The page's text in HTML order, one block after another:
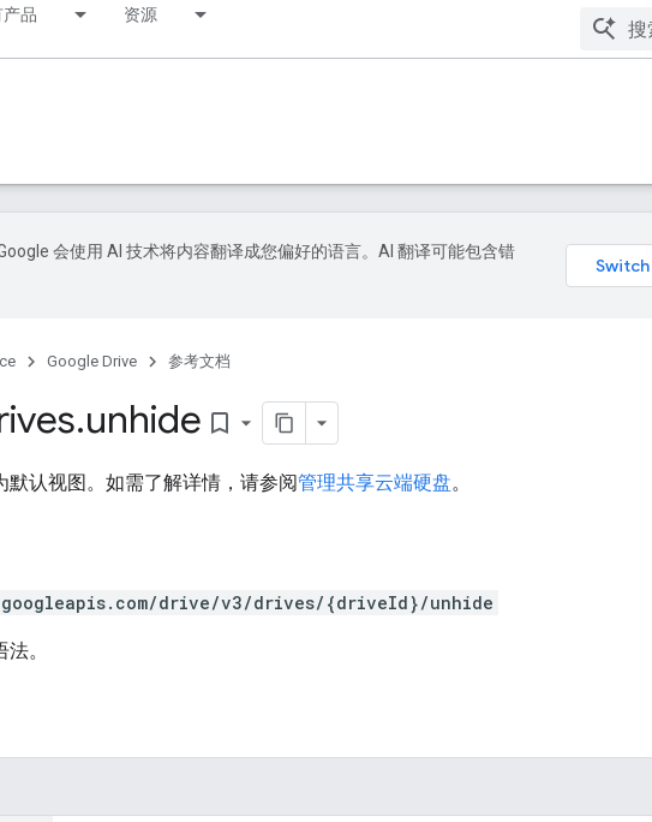
品 资源
会使用 AI 技术将内容翻译成您偏好的语言。AI 翻译可能包含错
Google Drive 参考文档
.unhide bookmark_border
默认视图。如需了解详情，请参阅管理共享云端硬盘。
drive/v3/drives/{driveId}/unhide
法。